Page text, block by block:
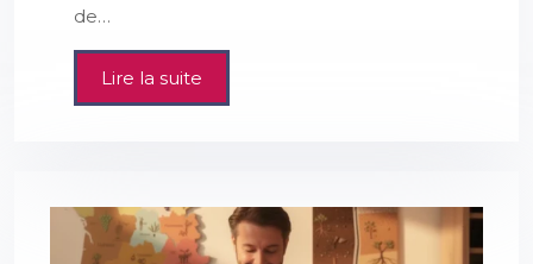
de…
Lire la suite